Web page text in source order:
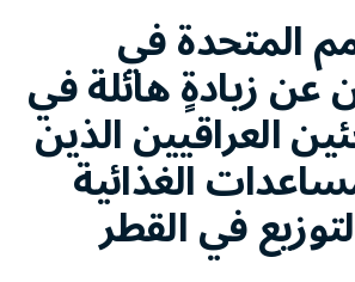
المتحدة في
عن زيادةٍ هائلة في
العراقيين الذين
الغذائية
في القطر